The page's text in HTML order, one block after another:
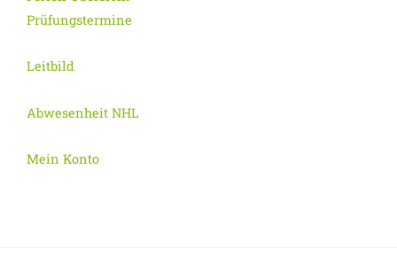
Prüfungstermine
Leitbild
Abwesenheit NHL
Mein Konto